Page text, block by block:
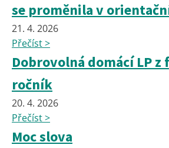
se proměnila v
21. 4. 2026
Přečíst >
Dobrovolná domácí LP z
ročník
20. 4. 2026
Přečíst >
Moc slova